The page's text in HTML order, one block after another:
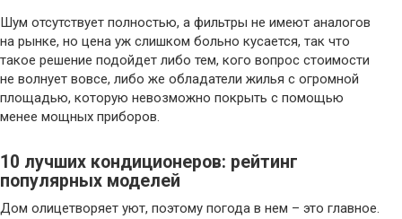
Шум отсутствует полностью, а фильтры не имеют аналогов
на рынке, но цена уж слишком больно кусается, так что
такое решение подойдет либо тем, кого вопрос стоимости
не волнует вовсе, либо же обладатели жилья с огромной
площадью, которую невозможно покрыть с помощью
менее мощных приборов.
10 лучших кондиционеров: рейтинг
популярных моделей
Дом олицетворяет уют, поэтому погода в нем – это главное.